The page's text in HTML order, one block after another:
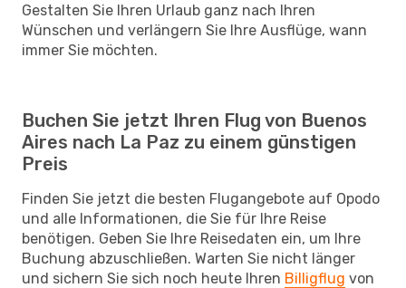
Gestalten Sie Ihren Urlaub ganz nach Ihren
Wünschen und verlängern Sie Ihre Ausflüge, wann
immer Sie möchten.
Buchen Sie jetzt Ihren Flug von Buenos
Aires nach La Paz zu einem günstigen
Preis
Finden Sie jetzt die besten Flugangebote auf Opodo
und alle Informationen, die Sie für Ihre Reise
benötigen. Geben Sie Ihre Reisedaten ein, um Ihre
Buchung abzuschließen. Warten Sie nicht länger
und sichern Sie sich noch heute Ihren Billigflug von